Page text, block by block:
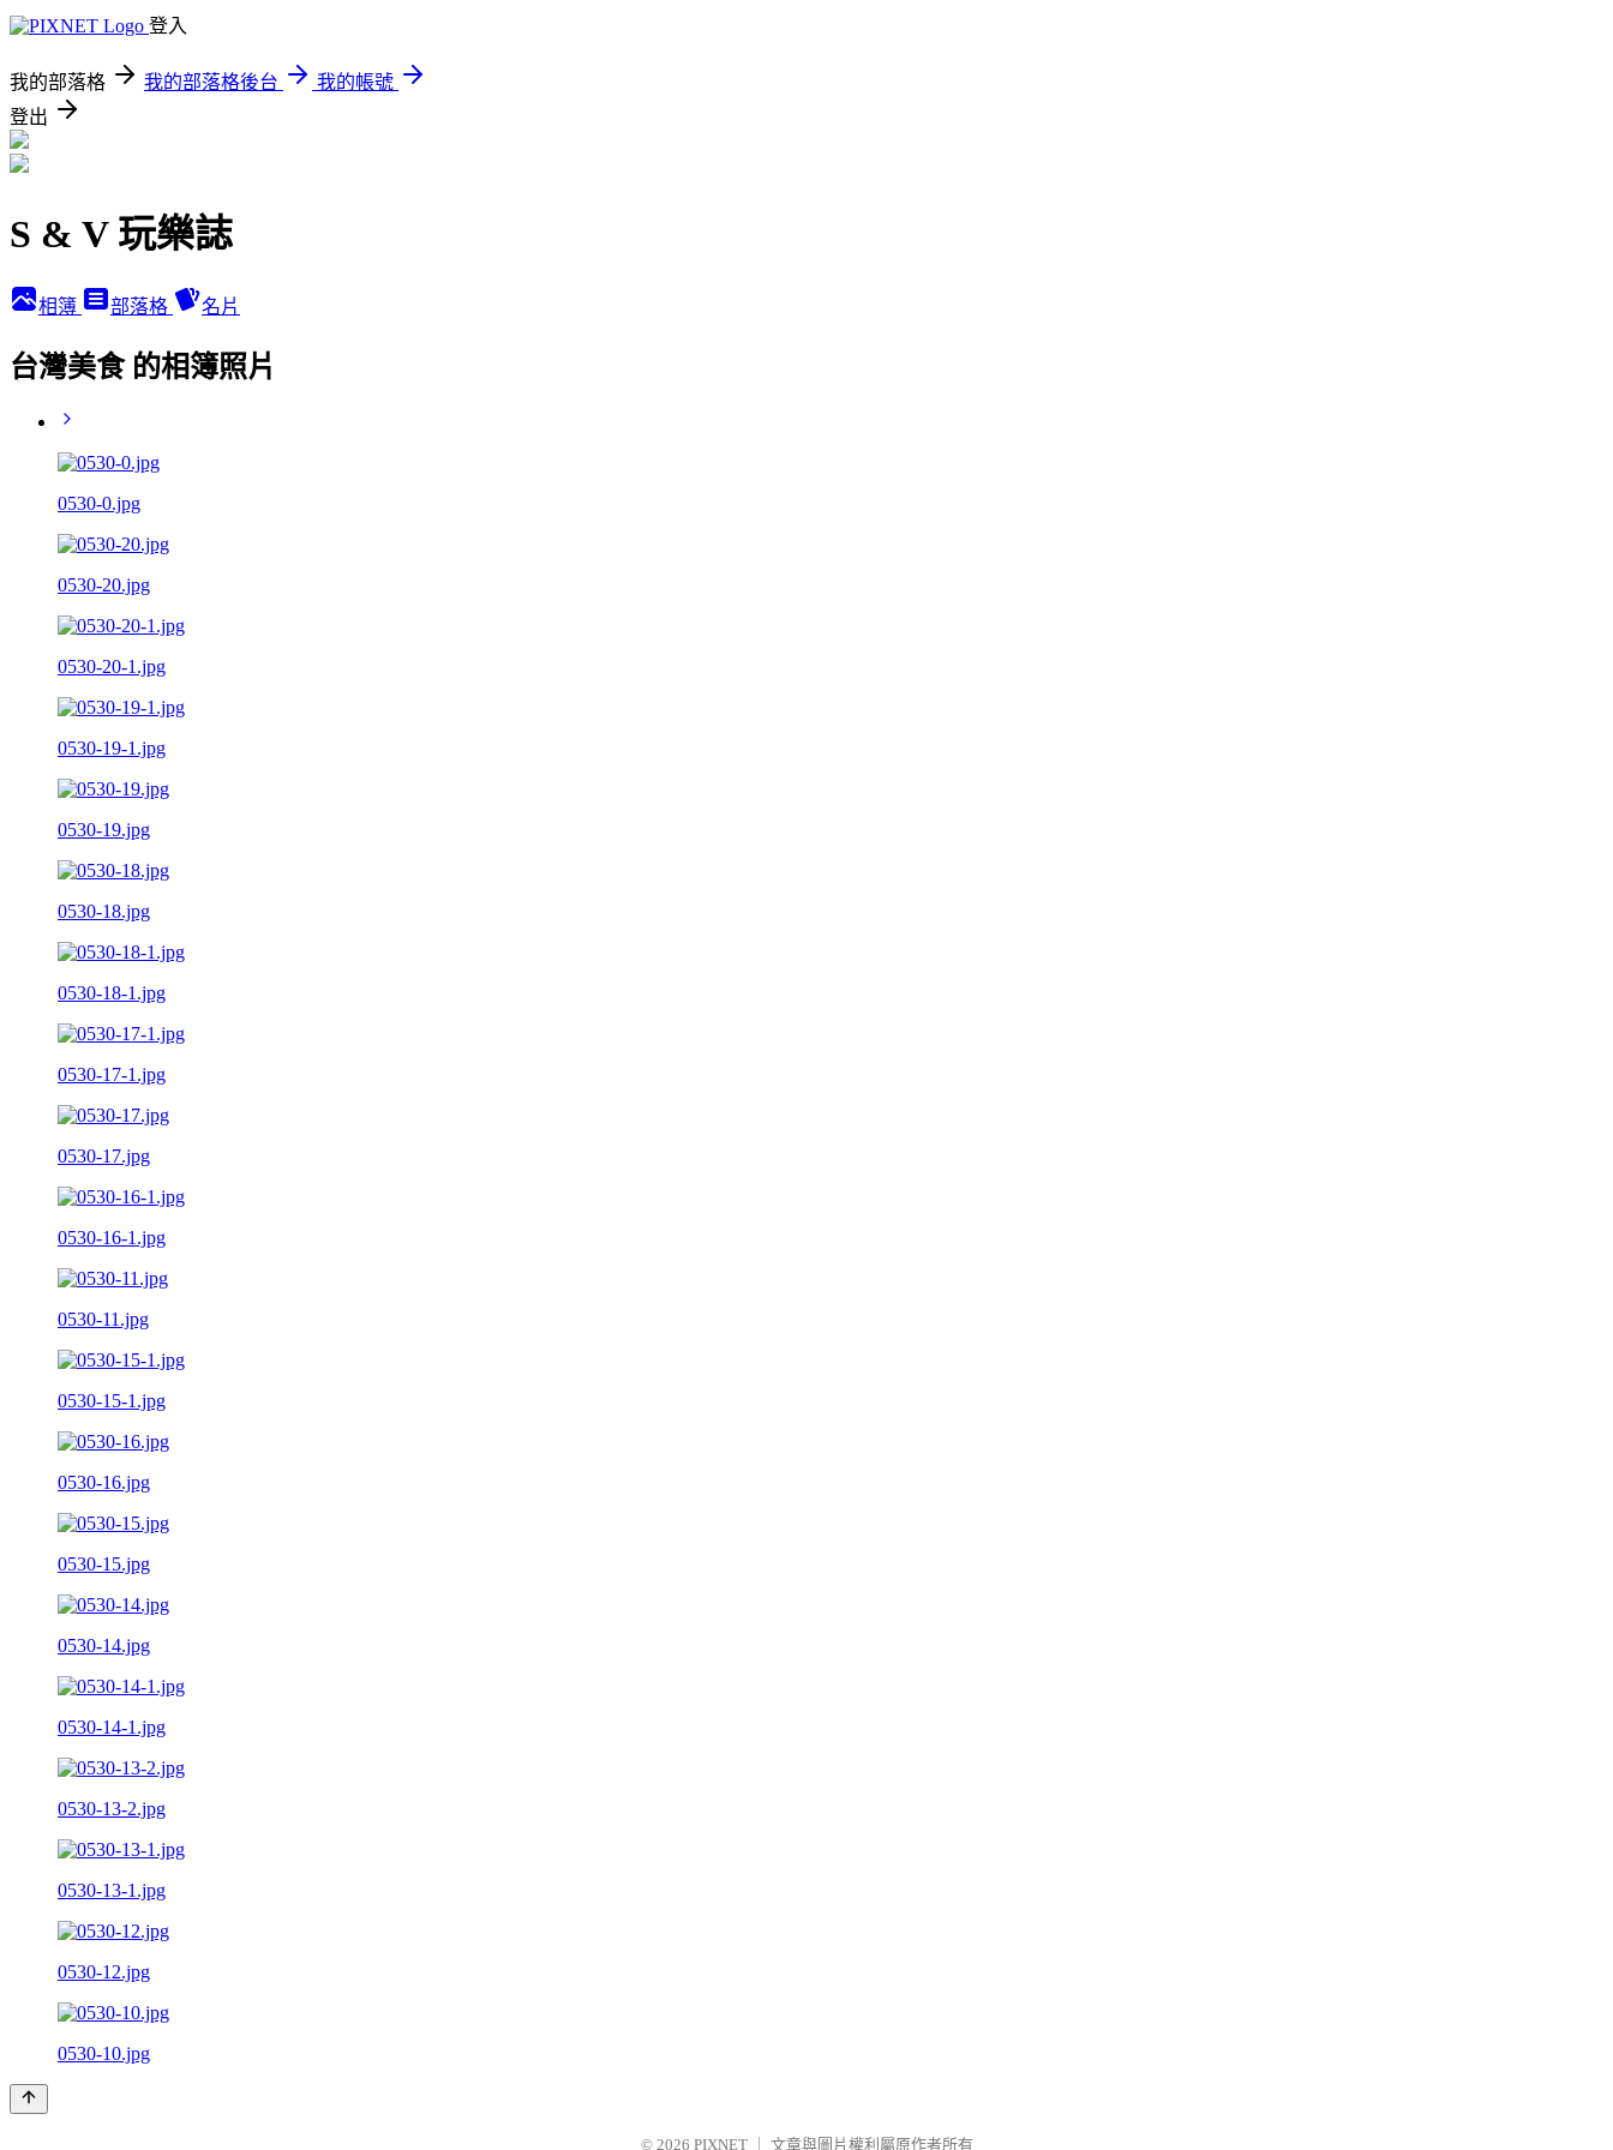
登入
我的部落格 我的部落格後台
我的帳號
登出
S & V 玩樂誌
相簿 部落格 名片
台灣美食 的相簿照片
0530-0.jpg
0530-20.jpg
0530-20-1.jpg
0530-19-1.jpg
0530-19.jpg
0530-18.jpg
0530-18-1.jpg
0530-17-1.jpg
0530-17.jpg
0530-16-1.jpg
0530-11.jpg
0530-15-1.jpg
0530-16.jpg
0530-15.jpg
0530-14.jpg
0530-14-1.jpg
0530-13-2.jpg
0530-13-1.jpg
0530-12.jpg
0530-10.jpg
© 2026 PIXNET 文章與圖片權利屬原作者所有